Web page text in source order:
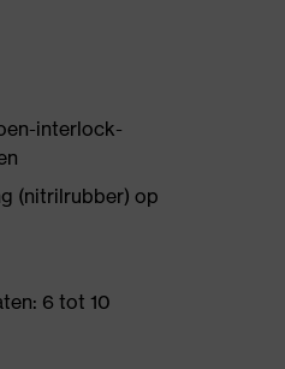
interlock-
(nitrilrubber) op
6 tot 10